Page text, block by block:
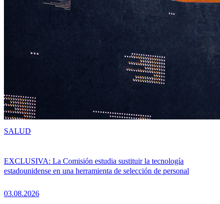
EXCLUSIVA: La Comisión estudia sustituir la tecnología
estadounidense en una herramienta de selección de personal
03.08.2026
SALUD